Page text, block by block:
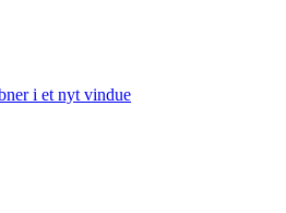
i et nyt vindue